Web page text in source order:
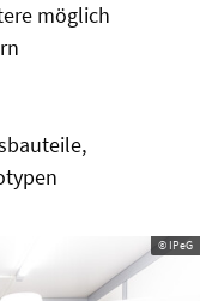
möglich
© IPeG